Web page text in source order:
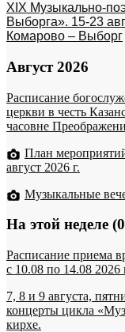
XIX Музыкально-
Выборга». 15-23
Комарово – Выборг
Август 2026
Расписание
церкви в честь
часовне
План
август 2026 г.
Музыкальные
На этой неделе
Расписание приема
c 10.08 по 14.08 2026
7, 8 и 9 августа,
концерты цикла
кирхе.